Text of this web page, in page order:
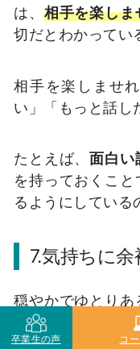
は、 相手を楽し
切だとわかってい
相手を楽しませ
い」「もっと話し
たとえば、面白い
を持っておくこ
るようにしている
7.気持ちに
穏やかでゆとりあ
と感じるのではな
コミュニケーショ
卒業生の声 コ